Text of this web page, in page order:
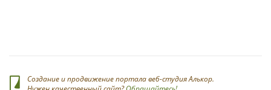
Создание и продвижение портала веб-студия Алькор.